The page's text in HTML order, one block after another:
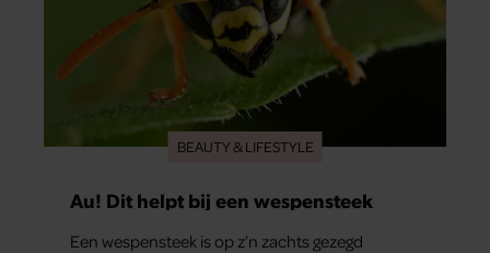
BEAUTY & LIFESTYLE
Au! Dit helpt bij een wespensteek
Een wespensteek is op z’n zachts gezegd